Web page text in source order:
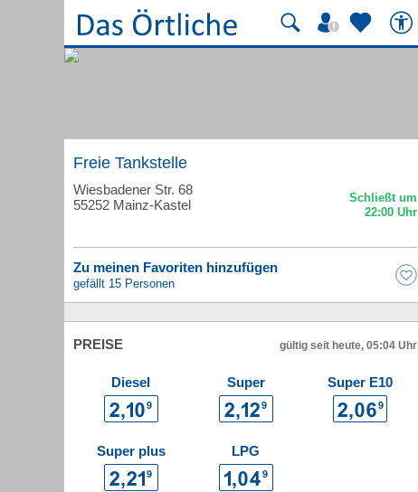
Freie Tankstelle
Wiesbadener Str. 68
55252 Mainz-Kastel
Zu meinen Favoriten hinzufügen
gefällt 15 Personen
PREISE gültig seit heute, 05:04 Uhr
Diesel Super Super E10
Super plus LPG